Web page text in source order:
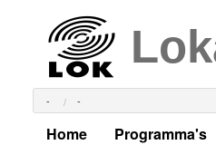
- -
Home Programma's